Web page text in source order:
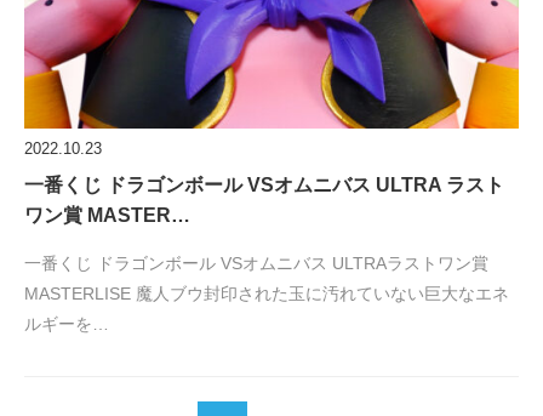
2022.10.23
一番くじ ドラゴンボール VSオムニバス ULTRA ラスト
ワン賞 MASTER…
一番くじ ドラゴンボール VSオムニバス ULTRAラストワン賞
MASTERLISE 魔人ブウ封印された玉に汚れていない巨大なエネ
ルギーを…